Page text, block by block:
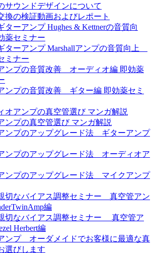
サウンドデザインについて
換の検証動画およびレポート
ターアンプ Hughes & Kettnerの音質向
薬セミナー
ターアンプ Marshallアンプの音質向上
ミナー
ンプの音質改善 オーディオ編 即効薬
ンプの音質改善 ギター編 即効薬セミ
オアンプの真空管選び マンガ解説
ンプの真空管選び マンガ解説
ンプのアップグレード法 ギターアンプ
ンプのアップグレード法 オーディオア
ンプのアップグレード法 マイクアンプ
切なバイアス調整セミナー 真空管アン
編
切なバイアス調整セミナー 真空管ア
Herbert編
ンプ オーダメイドでお客様に最適な真
選びします